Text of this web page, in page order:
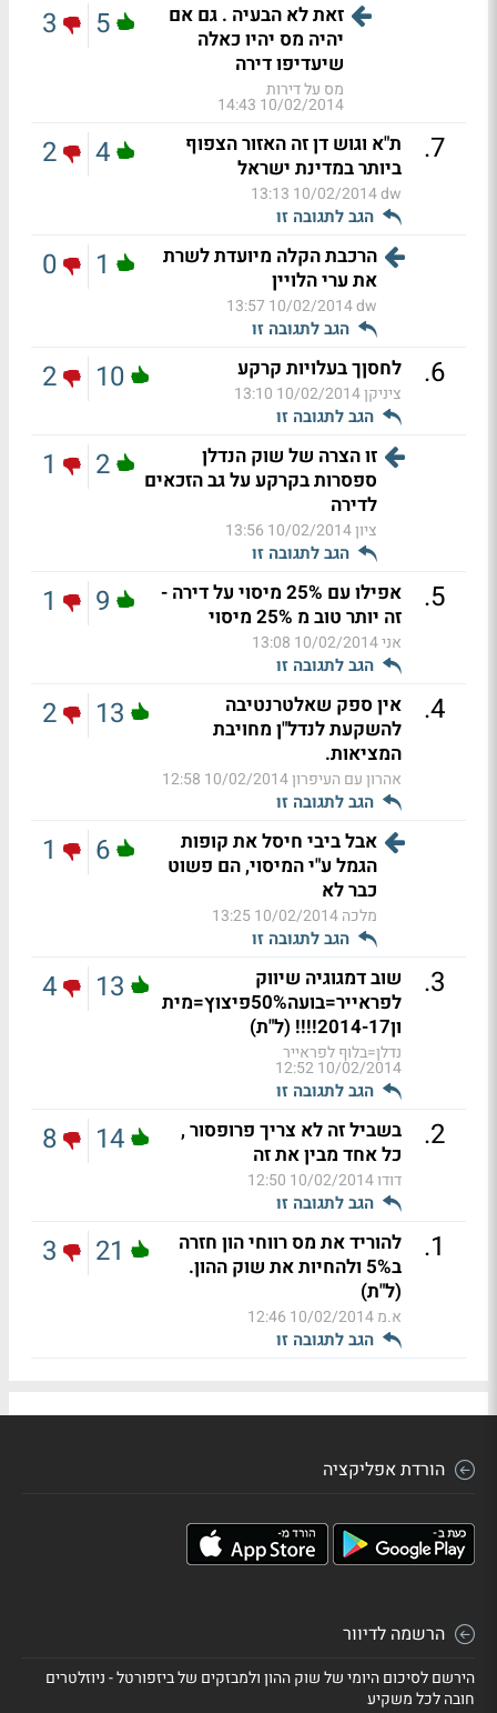
זאת לא הבעיה . גם אם
יהיה מס יהיו כאלה
שיעדיפו דירה
מס על דירות
10/02/2014 14:43
5
3
7
.
ת"א וגוש דן זה האזור הצפוף
ביותר במדינת ישראל
dw
10/02/2014 13:13
הגב לתגובה זו
4
2
הרכבת הקלה מיועדת לשרת
את ערי הלויין
dw
10/02/2014 13:57
הגב לתגובה זו
1
0
6
. לחסןך בעלויות קרקע
ציניקן10/02/2014 13:10
הגב לתגובה זו
10
2
זו הצרה של שוק הנדלן
ספסרות בקרקע על גב הזכאים
לדירה
ציון10/02/2014 13:56
הגב לתגובה זו
2
1
5
.
אפילו עם 25% מיסוי על דירה -
זה יותר טוב מ 25% מיסוי
אני10/02/2014 13:08
הגב לתגובה זו
9
1
4
.
אין ספק שאלטרנטיבה
להשקעת לנדל"ן מחויבת
המציאות.
אהרון עם העיפרון10/02/2014 12:58
הגב לתגובה זו
13
2
אבל ביבי חיסל את קופות
הגמל ע"י המיסוי, הם פשוט
כבר לא
מלכה10/02/2014 13:25
הגב לתגובה זו
6
1
3
.
שוב דמגוגיה שיווק
לפראייר=בועה50%פיצוץ=מית
ון2014-17!!!! (ל"ת)
נדלן=בלוף לפראייר
10/02/2014 12:52
הגב לתגובה זו
13
4
2
.
בשביל זה לא צריך פרופסור ,
כל אחד מבין את זה
דודו10/02/2014 12:50
הגב לתגובה זו
14
8
1
.
להוריד את מס רווחי הון חזרה
ב5% ולהחיות את שוק ההון.
(ל"ת)
א.מ10/02/2014 12:46
הגב לתגובה זו
21
3
הורדת אפליקציה
הרשמה לדיוור
הירשם לסיכום היומי של שוק ההון ולמבזקים של ביזפורטל - ניוזלטרים
חובה לכל משקיע